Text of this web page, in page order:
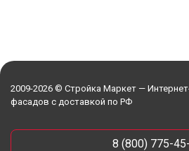
2009-2026 © Стройка Маркет —
фасадов с доставкой по РФ
8 (800) 775-